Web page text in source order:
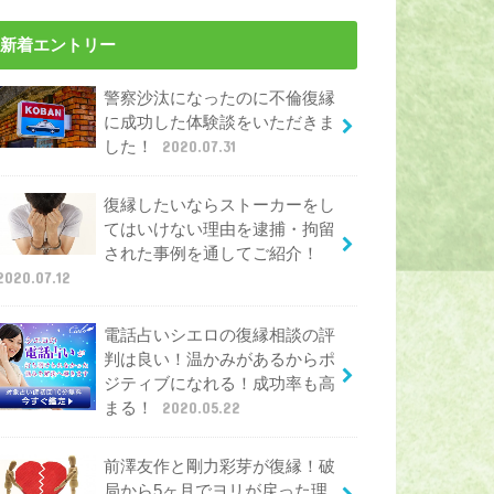
新着エントリー
警察沙汰になったのに不倫復縁
に成功した体験談をいただきま
した！
2020.07.31
復縁したいならストーカーをし
てはいけない理由を逮捕・拘留
された事例を通してご紹介！
電話占いシエロの復縁相談の評
判は良い！温かみがあるからポ
ジティブになれる！成功率も高
まる！
2020.05.22
前澤友作と剛力彩芽が復縁！破